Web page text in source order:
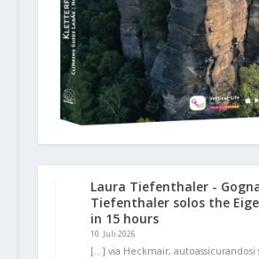
Laura Tiefenthaler -
Tiefenthaler solos the
in 15 hours
10. Juli 2026
[…] via Heckmair, autoassicurandosi